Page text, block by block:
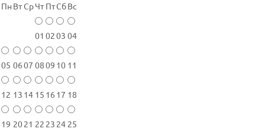
Пн ВтСрЧт ПтСбВс
01 0203 04
05 0607 0809 10 11
12 13 14 15 16 17 18
19 2021 22 23 24 25